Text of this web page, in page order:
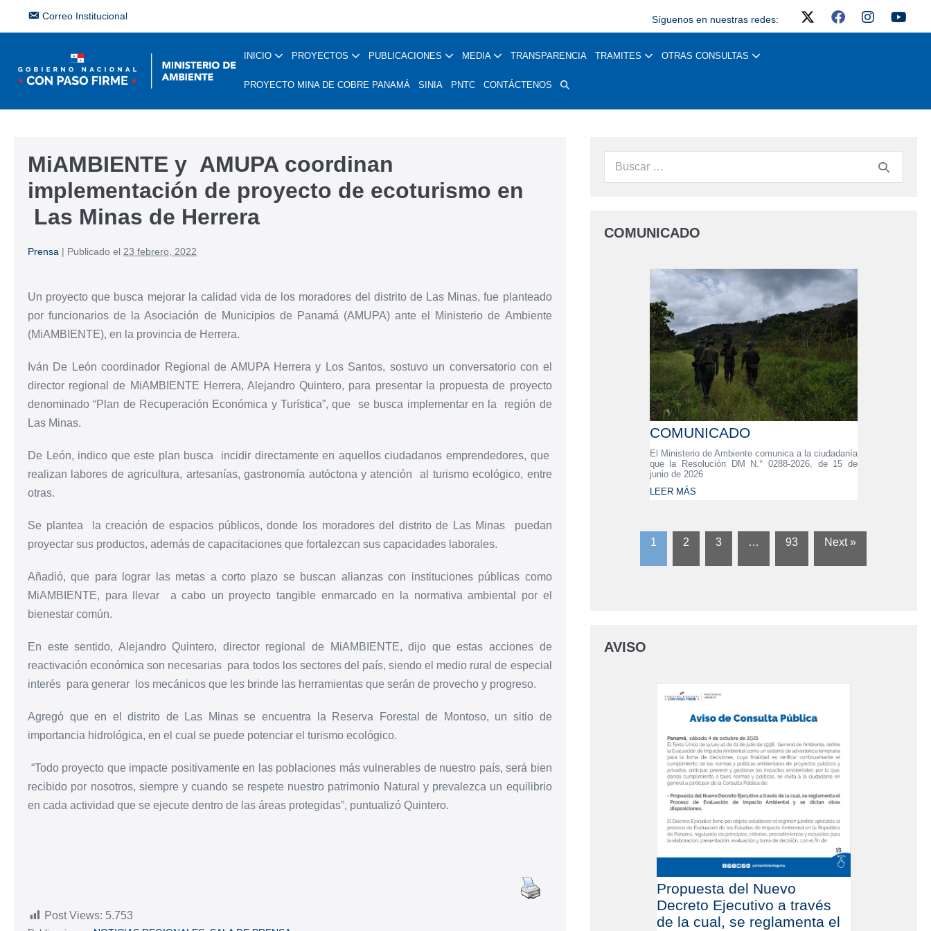
Correo Institucional Síguenos en nuestras redes:
INICIO PROYECTOS PUBLICACIONES MEDIA TRANSPARENCIA TRAMITES OTRAS CONSULTAS
PROYECTO MINA DE COBRE PANAMÁ SINIA PNTC CONTÁCTENOS
MiAMBIENTE y AMUPA coordinan
implementación de proyecto de ecoturismo en
Las Minas de Herrera
Prensa | Publicado el 23 febrero, 2022
Un proyecto que busca mejorar la calidad vida de los moradores del distrito de Las Minas, fue planteado
por funcionarios de la Asociación de Municipios de Panamá (AMUPA) ante el Ministerio de Ambiente
(MiAMBIENTE), en la provincia de Herrera.
Iván De León coordinador Regional de AMUPA Herrera y Los Santos, sostuvo un conversatorio con el
director regional de MiAMBIENTE Herrera, Alejandro Quintero, para presentar la propuesta de proyecto
denominado “Plan de Recuperación Económica y Turística”, que se busca implementar en la región de
Las Minas.
De León, indico que este plan busca incidir directamente en aquellos ciudadanos emprendedores, que
realizan labores de agricultura, artesanías, gastronomía autóctona y atención al turismo ecológico, entre
otras.
Se plantea la creación de espacios públicos, donde los moradores del distrito de Las Minas puedan
proyectar sus productos, además de capacitaciones que fortalezcan sus capacidades laborales.
Añadió, que para lograr las metas a corto plazo se buscan alianzas con instituciones públicas como
MiAMBIENTE, para llevar a cabo un proyecto tangible enmarcado en la normativa ambiental por el
bienestar común.
En este sentido, Alejandro Quintero, director regional de MiAMBIENTE, dijo que estas acciones de
reactivación económica son necesarias para todos los sectores del país, siendo el medio rural de especial
interés para generar los mecánicos que les brinde las herramientas que serán de provecho y progreso.
Agregó que en el distrito de Las Minas se encuentra la Reserva Forestal de Montoso, un sitio de
importancia hidrológica, en el cual se puede potenciar el turismo ecológico.
“Todo proyecto que impacte positivamente en las poblaciones más vulnerables de nuestro país, será bien
recibido por nosotros, siempre y cuando se respete nuestro patrimonio Natural y prevalezca un equilibrio
en cada actividad que se ejecute dentro de las áreas protegidas”, puntualizó Quintero.
Post Views: 5.753
COMUNICADO
COMUNICADO
El Ministerio de Ambiente comunica a la ciudadanía
que la Resolución DM N.° 0288-2026, de 15 de
junio de 2026
LEER MÁS
1 2 3 … 93 Next »
AVISO
Propuesta del Nuevo
Decreto Ejecutivo a través
de la cual, se reglamenta el